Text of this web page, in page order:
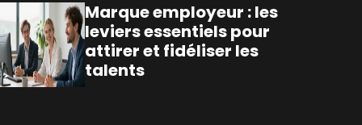
Marque employeur : les
leviers essentiels pour
attirer et fidéliser les
talents